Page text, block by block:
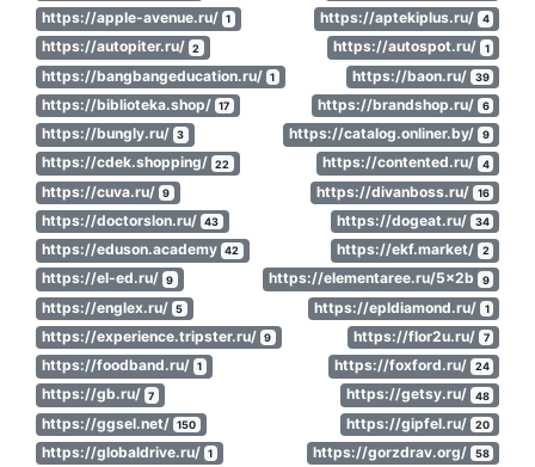
https://apple-avenue.ru/ 1 https://aptekiplus.ru/ 4
https://autopiter.ru/ 2 https://autospot.ru/ 1
https://bangbangeducation.ru/ 1 https://baon.ru/ 39
https://biblioteka.shop/ 17 https://brandshop.ru/ 6
https://bungly.ru/ 3 https://catalog.onliner.by/ 9
https://cdek.shopping/ 22 https://contented.ru/ 4
https://cuva.ru/ 9 https://divanboss.ru/ 16
https://doctorslon.ru/ 43 https://dogeat.ru/ 34
https://eduson.academy 42 https://ekf.market/ 2
https://el-ed.ru/ 9 https://elementaree.ru/5x2b 9
https://englex.ru/ 5 https://epldiamond.ru/ 1
https://experience.tripster.ru/ 9 https://flor2u.ru/ 7
https://foodband.ru/ 1 https://foxford.ru/ 24
https://gb.ru/ 7 https://getsy.ru/ 48
https://ggsel.net/ 150 https://gipfel.ru/ 20
https://globaldrive.ru/ 1 https://gorzdrav.org/ 58